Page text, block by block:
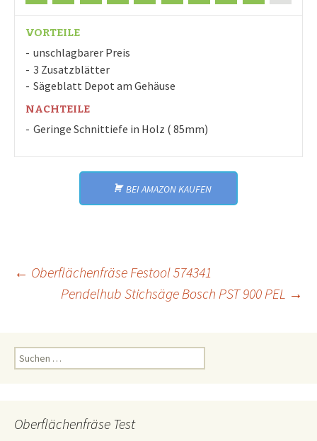
VORTEILE
unschlagbarer Preis
3 Zusatzblätter
Sägeblatt Depot am Gehäuse
NACHTEILE
Geringe Schnittiefe in Holz ( 85mm)
BEI AMAZON KAUFEN
Beitrags-
← Oberflächenfräse Festool 574341
Pendelhub Stichsäge Bosch PST 900 PEL →
Suchen
nach:
Oberflächenfräse Test